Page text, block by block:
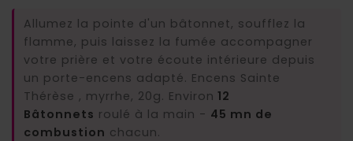
Allumez la pointe d'un bâtonnet, soufflez la
flamme, puis laissez la fumée accompagner
votre prière et votre écoute intérieure depuis
un porte-encens adapté. Encens Sainte
Thérèse , myrrhe, 20g. Environ 12
Bâtonnets roulé à la main - 45 mn de
combustion chacun.